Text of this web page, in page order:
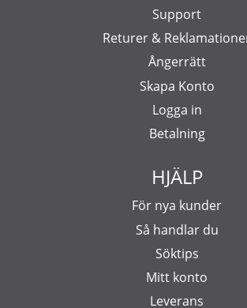
Support
Returer &
Ångerrätt
Skapa Konto
Logga in
Betalning
HJÄLP
För nya kunder
Så handlar du
Söktips
Mitt konto
Leverans